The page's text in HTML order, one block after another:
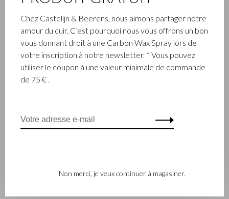
ENTREPRISE FAMILIALE
L’entreprise Castelijn & Beerens, établie à Waalwijk, est une
entreprise familiale renommée qui conçoit et fabrique de la
maroquinerie de luxe depuis 1945. L’entreprise a été créée à
génération – Babette et Martijn Beerens – ont repris les
d’ailleurs dans la collection du label contemporain RENEE qui
Chez Castelijn & Beerens, nous aimons partager notre
amour du cuir. C’est pourquoi nous vous offrons un bon
vous donnant droit à une Carbon Wax Spray lors de
votre inscription à notre newsletter. * Vous pouvez
utiliser le coupon à une valeur minimale de commande
de 75 € .
Non merci, je veux continuer à magasiner.